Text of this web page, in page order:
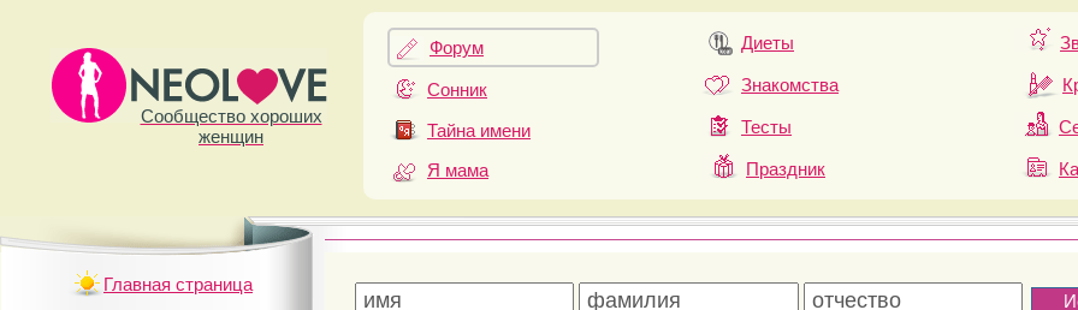
Сообщество хороших
женщин
Форум
Сонник
Тайна имени
Я мама
Диеты
Знакомства
Тесты
Праздник
Главная страница